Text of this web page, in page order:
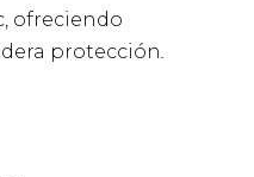
ofreciendo
protección.